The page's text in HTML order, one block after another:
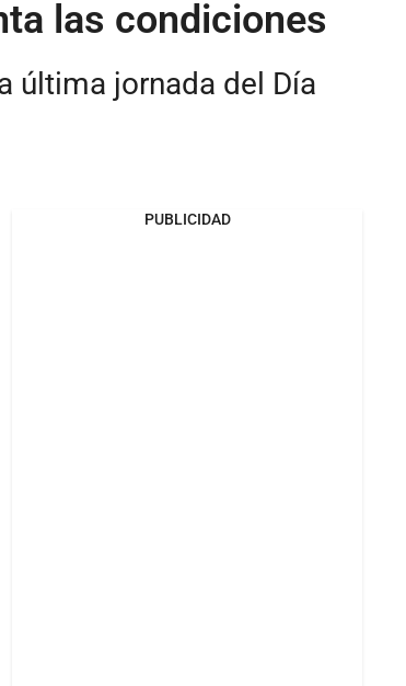
las condiciones
última jornada del Día
PUBLICIDAD